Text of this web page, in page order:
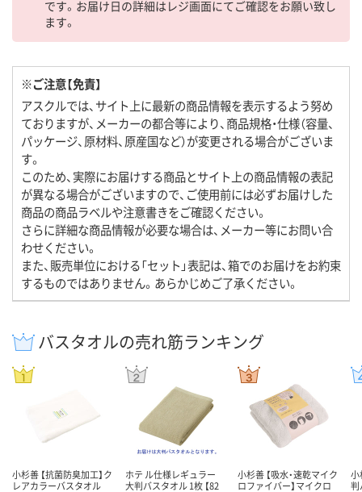
です。お届け日の詳細はレジ画面にてご確認をお願い致し
ます。
※ご注意【免責】
アスクルでは、サイト上に最新の商品情報を表示するよう努め
ておりますが、メーカーの都合等により、商品規格・仕様（容量、
パッケージ、原材料、原産国など）が変更される場合がございま
す。
このため、実際にお届けする商品とサイト上の商品情報の表記
が異なる場合がございますので、ご使用前には必ずお届けした
商品の商品ラベルや注意書きをご確認ください。
さらに詳細な商品情報が必要な場合は、メーカー等にお問い合
わせください。
また、販売単位における「セット」表記は、箱でのお届けをお約束
するものではありません。あらかじめご了承ください。
バスタオルの売れ筋ランキング
小杉善 【抗菌防臭加工】ク
レアカラーバスタオル
ホテ ル仕様レギュラー
大判バスタオル 1枚 【82
小杉善 【吸水・速乾マイク
ロファイバー】マイクロ
小
判